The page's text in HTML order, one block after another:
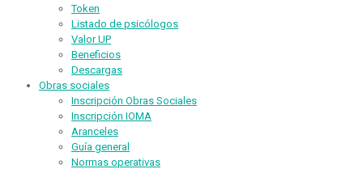
Token
Listado de psicólogos
Valor UP
Beneficios
Descargas
Obras sociales
Inscripción Obras Sociales
Inscripción IOMA
Aranceles
Guía general
Normas operativas